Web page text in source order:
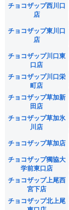
チョコザップ西川口
店
チョコザップ東川口
店
チョコザップ川口東
口店
チョコザップ川口栄
町店
チョコザップ草加新
田店
チョコザップ草加氷
川店
チョコザップ草加店
チョコザップ獨協大
学前東口店
チョコザップ上尾西
宮下店
チョコザップ北上尾